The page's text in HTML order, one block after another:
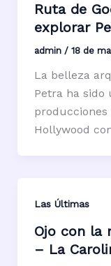
Ruta de
explorar
admin / 18 de
La belleza
Petra ha sido
Hollywood
Las Últimas
Ojo con la
– La